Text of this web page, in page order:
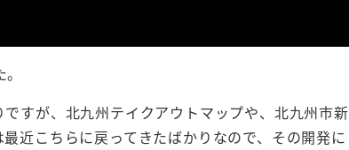
すが、北九州テイクアウトマップや、北九州市新
近こちらに戻ってきたばかりなので、その開発に